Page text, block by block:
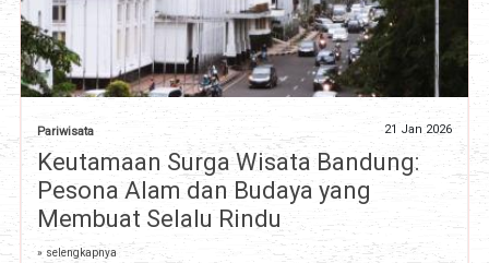
Pariwisata 21 Jan 2026
Keutamaan Surga Wisata Bandung:
Pesona Alam dan Budaya yang
Membuat Selalu Rindu
» selengkapnya